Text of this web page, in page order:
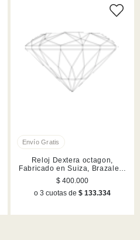
Reloj Dextera octagon,
Fabricado en Suiza, Brazalete
de metal, Plateado, Acero
inoxidable
$ 400.000
o 3 cuotas de $ 133.334